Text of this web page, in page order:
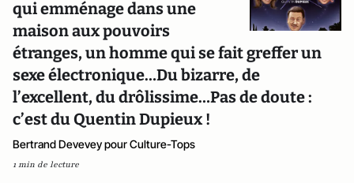
qui emménage dans une
maison aux pouvoirs
étranges, un homme qui se fait greffer un
sexe électronique…Du bizarre, de
l’excellent, du drôlissime…Pas de doute :
c’est du Quentin Dupieux !
Bertrand Devevey pour Culture-Tops
1 min de lecture